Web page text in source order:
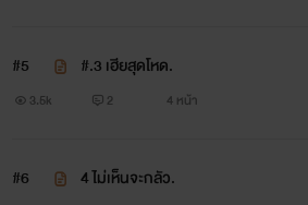
#5 #.3 เฮียสุดโหด.
3.5k 2 4 หน้า
#6 4 ไม่เห็นจะกลัว.